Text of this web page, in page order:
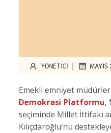
YONETICI | MAYIS
Emekli emniyet
Demokrasi Platformu,
seçiminde Millet İttifakı
Kılıçdaroğlu’nu